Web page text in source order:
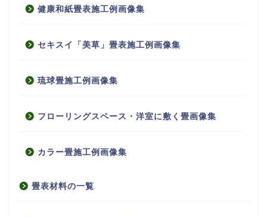
健康和紙畳表施工例画像集
セキスイ「美草」畳表施工例画像集
琉球畳施工例画像集
フローリングスペース・洋室に敷く畳画像集
カラー畳施工例画像集
畳表材料の一覧